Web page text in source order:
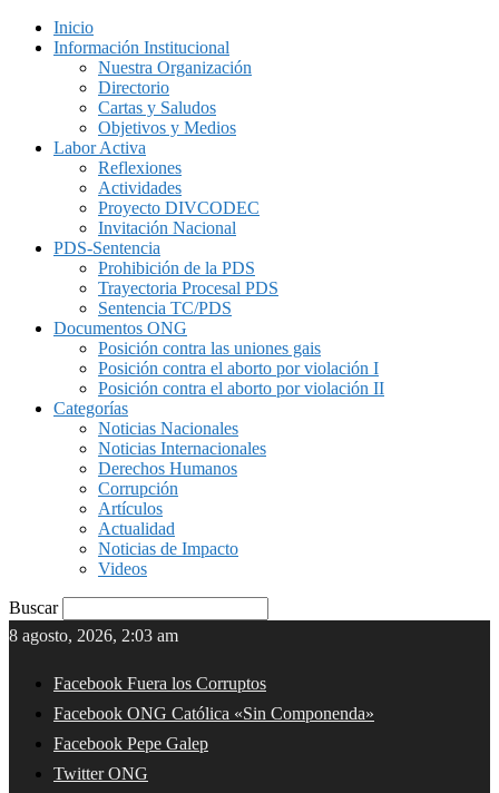
Inicio
Información Institucional
Nuestra Organización
Directorio
Cartas y Saludos
Objetivos y Medios
Labor Activa
Reflexiones
Actividades
Proyecto DIVCODEC
Invitación Nacional
PDS-Sentencia
Prohibición de la PDS
Trayectoria Procesal PDS
Sentencia TC/PDS
Documentos ONG
Posición contra las uniones gais
Posición contra el aborto por violación I
Posición contra el aborto por violación II
Categorías
Noticias Nacionales
Noticias Internacionales
Derechos Humanos
Corrupción
Artículos
Actualidad
Noticias de Impacto
Videos
Buscar
8 agosto, 2026, 2:03 am
Facebook Fuera los Corruptos
Facebook ONG Católica «Sin Componenda»
Facebook Pepe Galep
Twitter ONG